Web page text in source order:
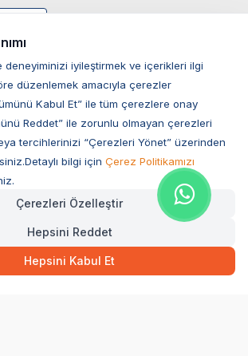
Hızlı Teslimat
SEPETE EKLE
Sıkça Sorulan Sorular
Sok. No:13 Başiskele / KOCAELİ
deneyiminizi iyileştirmek ve içerikleri ilgi
düzenlemek amacıyla çerezler
Kabul Et” ile tüm çerezlere onay
Reddet” ile zorunlu olmayan çerezleri
tercihlerinizi “Çerezleri Yönet” üzerinden
bilgi için Çerez Politikamızı
Çerezleri Özelleştir
Hepsini Reddet
Hepsini Kabul Et